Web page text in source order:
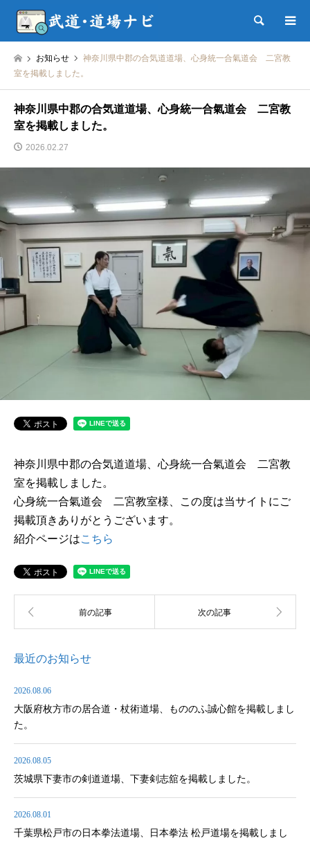
検索
お知らせ
神奈川県中郡の合気道道場、心身統一合氣道会 二宮教
室を掲載しました。
神奈川県中郡の合気道道場、心身統一合氣道会 二宮教
室を掲載しました。
2026.02.27
神奈川県中郡の合気道道場、心身統一合氣道会 二宮教
室を掲載しました。
心身統一合氣道会 二宮教室様、この度は当サイトにご
掲載頂きありがとうございます。
紹介ページはこちら
最近のお知らせ
2026.08.06
大阪府枚方市の居合道・杖術道場、もののふ誠心館を掲載しまし
た。
2026.08.05
茨城県下妻市の剣道道場、下妻剣志舘を掲載しました。
2026.08.01
千葉県松戸市の日本拳法道場、日本拳法 松戸道場を掲載しまし